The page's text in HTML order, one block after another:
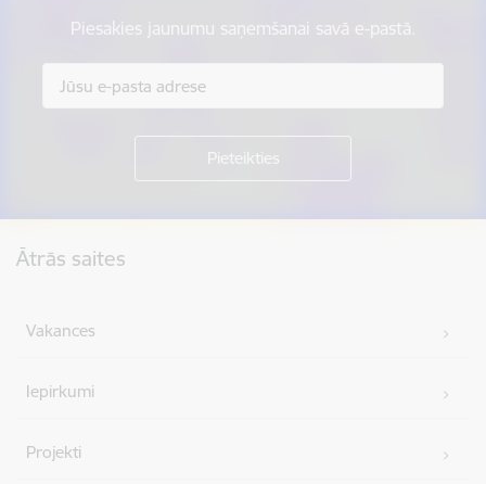
Piesakies jaunumu saņemšanai savā e-pastā.
Ātrās saites
Vakances
Iepirkumi
Projekti